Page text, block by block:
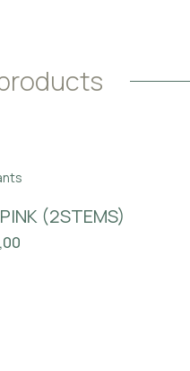
(2STEMS)